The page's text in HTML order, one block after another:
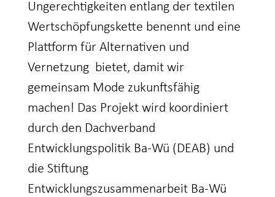
Ungerechtigkeiten entlang der textilen
Wertschöpfungskette benennt und eine
Plattform für Alternativen und
Vernetzung bietet, damit wir
gemeinsam Mode zukunftsfähig
machen! Das Projekt wird koordiniert
durch den Dachverband
Entwicklungspolitik Ba-Wü (DEAB) und
die Stiftung
Entwicklungszusammenarbeit Ba-Wü